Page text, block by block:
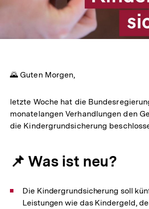
🌄 Guten Morgen,
letzte Woche hat die
monatelangen Verhandlungen den
die Kindergrundsicherung
📌 Was ist neu?
Die Kindergrundsicherung soll
Leistungen wie das Kindergeld,